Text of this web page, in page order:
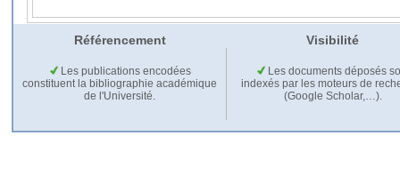
Référencement Visibilité
Les publications encodées
constituent la bibliographie académique
de l'Université.
Les documents déposés
indexés par les moteurs de
(Google Scholar,…).